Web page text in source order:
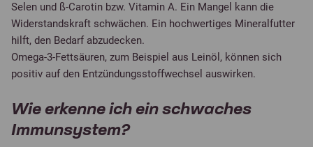
Selen und ß-Carotin bzw. Vitamin A. Ein Mangel kann die
Widerstandskraft schwächen. Ein hochwertiges Mineralfutter
hilft, den Bedarf abzudecken.
Omega-3-Fettsäuren, zum Beispiel aus Leinöl, können sich
positiv auf den Entzündungsstoffwechsel auswirken.
Wie erkenne ich ein schwaches
Immunsystem?